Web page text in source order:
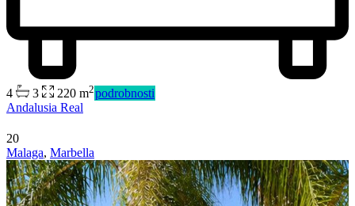
4 3 220 m2podrobnosti
Andalusia Real
20
Malaga, Marbella